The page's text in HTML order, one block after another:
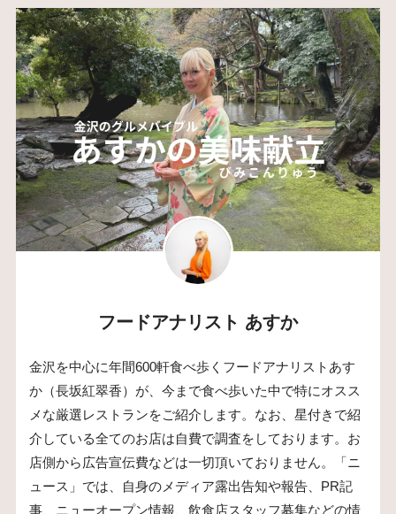
フードアナリスト あすか
金沢を中心に年間600軒食べ歩くフードアナリストあす
か（長坂紅翠香）が、今まで食べ歩いた中で特にオスス
メな厳選レストランをご紹介します。なお、星付きで紹
介している全てのお店は自費で調査をしております。お
店側から広告宣伝費などは一切頂いておりません。「ニ
ュース」では、自身のメディア露出告知や報告、PR記
事、ニューオープン情報、飲食店スタッフ募集などの情